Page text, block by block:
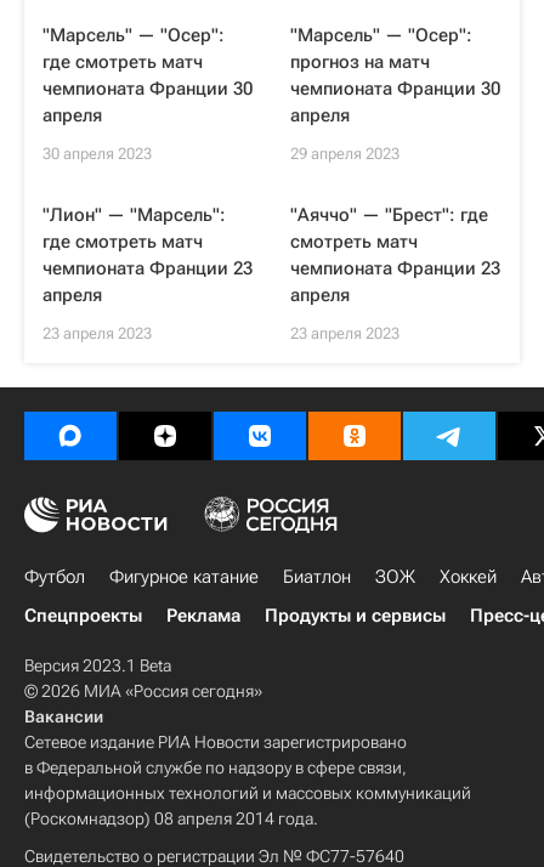
"Марсель" — "Осер":
где смотреть матч
чемпионата Франции 30
апреля
30 апреля 2023
"Марсель" — "Осер":
прогноз на матч
чемпионата Франции 30
апреля
29 апреля 2023
"Лион" — "Марсель":
где смотреть матч
чемпионата Франции 23
апреля
23 апреля 2023
"Аяччо" — "Брест": где
смотреть матч
чемпионата Франции 23
апреля
23 апреля 2023
Футбол Фигурное катание Биатлон ЗОЖ Хоккей
Спецпроекты
Реклама Продукты и сервисы Пресс-
Версия 2023.1 Beta
© 2026 МИА «Россия сегодня»
Вакансии
Сетевое издание РИА Новости зарегистрировано
в Федеральной службе по надзору в сфере связи,
информационных технологий и массовых коммуникаций
(Роскомнадзор) 08 апреля 2014 года.
Свидетельство о регистрации Эл № ФС77-57640